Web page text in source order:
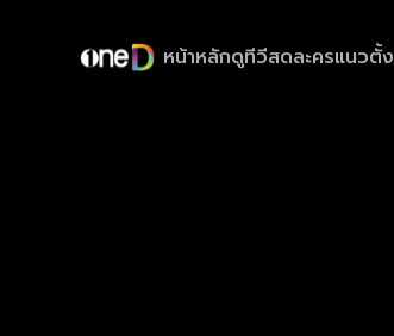
หน้าหลักดูทีวีสดละครแนวตั้ง